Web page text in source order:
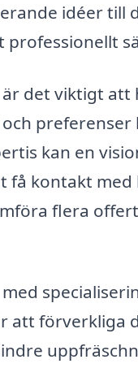
idéer till
det viktigt att
kan en
få kontakt
flera
att förverkliga